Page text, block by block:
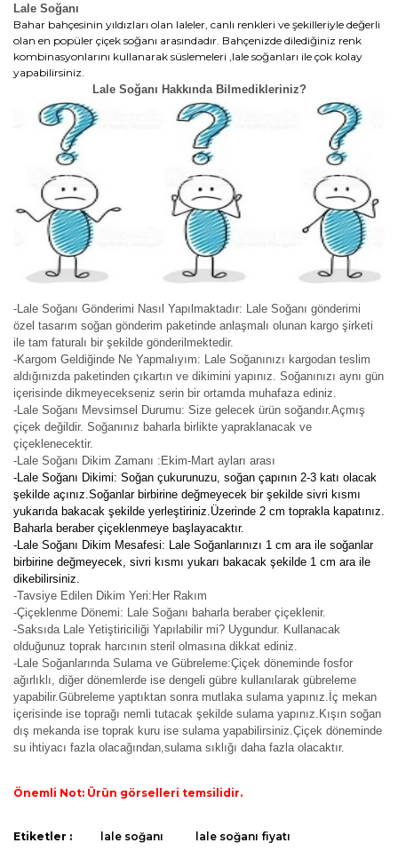
Lale Soğanı
Bahar bahçesinin yıldızları olan laleler, canlı renkleri ve şekilleriyle değerli
olan en popüler çiçek soğanı arasındadır. Bahçenizde dilediğiniz renk
kombinasyonlarını kullanarak süslemeleri ,lale soğanları ile çok kolay
yapabilirsiniz.
Lale Soğanı Hakkında Bilmedikleriniz?
-Lale Soğanı Gönderimi Nasıl Yapılmaktadır: Lale Soğanı gönderimi
özel tasarım soğan gönderim paketinde anlaşmalı olunan kargo şirketi
ile tam faturalı bir şekilde gönderilmektedir.
-Kargom Geldiğinde Ne Yapmalıyım: Lale Soğanınızı kargodan teslim
aldığınızda paketinden çıkartın ve dikimini yapınız. Soğanınızı aynı gün
içerisinde dikmeyecekseniz serin bir ortamda muhafaza ediniz.
-Lale Soğanı Mevsimsel Durumu: Size gelecek ürün soğandır.Açmış
çiçek değildir. Soğanınız baharla birlikte yapraklanacak ve
çiçeklenecektir.
-Lale Soğanı Dikim Zamanı :Ekim-Mart ayları arası
-Lale Soğanı Dikimi: Soğan çukurunuzu, soğan çapının 2-3 katı olacak
şekilde açınız.Soğanlar birbirine değmeyecek bir şekilde sivri kısmı
yukarıda bakacak şekilde yerleştiriniz.Üzerinde 2 cm toprakla kapatınız.
Baharla beraber çiçeklenmeye başlayacaktır.
-Lale Soğanı Dikim Mesafesi: Lale Soğanlarınızı 1 cm ara ile soğanlar
birbirine değmeyecek, sivri kısmı yukarı bakacak şekilde 1 cm ara ile
dikebilirsiniz.
-Tavsiye Edilen Dikim Yeri:Her Rakım
-Çiçeklenme Dönemi: Lale Soğanı baharla beraber çiçeklenir.
-Saksıda Lale Yetiştiriciliği Yapılabilir mi? Uygundur. Kullanacak
olduğunuz toprak harcının steril olmasına dikkat ediniz.
-Lale Soğanlarında Sulama ve Gübreleme:Çiçek döneminde fosfor
ağırlıklı, diğer dönemlerde ise dengeli gübre kullanılarak gübreleme
yapabilir.Gübreleme yaptıktan sonra mutlaka sulama yapınız.İç mekan
içerisinde ise toprağı nemli tutacak şekilde sulama yapınız.Kışın soğan
dış mekanda ise toprak kuru ise sulama yapabilirsiniz.Çiçek döneminde
su ihtiyacı fazla olacağından,sulama sıklığı daha fazla olacaktır.
Önemli Not: Ürün görselleri temsilidir.
Bu ürünün fiyat bilgisi, resim, ürün açıklamalarında ve diğer
Etiketler : lale soğanı
lale soğanı fiyatı